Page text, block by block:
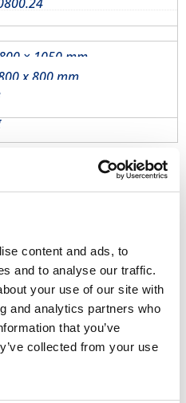
content and ads, to
and to analyse our traffic.
your use of our site with
and analytics partners who
that you’ve
collected from your use
× 1050 mm
x 800 mm
de alto volumen
plana 160×80
molde